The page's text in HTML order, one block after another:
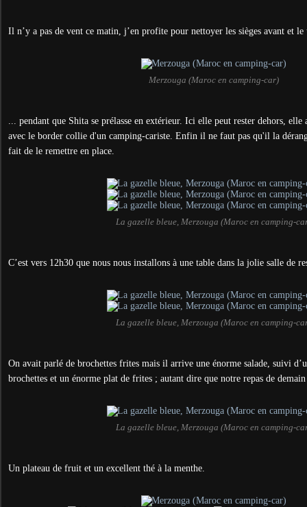
Il n’y a pas de vent ce matin, j’en profite pour nettoyer les sièges avant et
Merzouga (Maroc en camping-car)
... pendant que Shita se prélasse en extérieur. Ici elle peut rester dehors,
avec le border collie d'un camping-cariste. Enfin il ne faut pas qu'il la
fait de le remettre en place.
La gazelle bleue, Merzouga (Maroc en camping-
C’est vers 12h30 que nous nous installons à une table dans la jolie salle de
La gazelle bleue, Merzouga (Maroc en camping-
On avait parlé de brochettes frites mais il arrive une énorme salade, suivi
brochettes et un énorme plat de frites ; autant dire que notre repas de
La gazelle bleue, Merzouga (Maroc en camping-
Un plateau de fruit et un excellent thé à la menthe.